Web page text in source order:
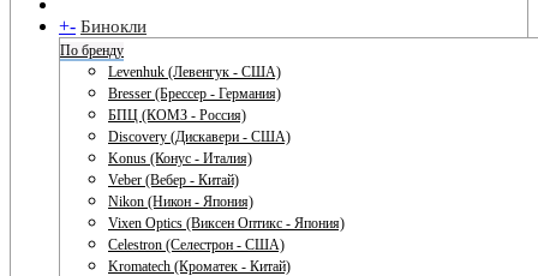
+- Бинокли
По бренду
Levenhuk (Левенгук - США)
Bresser (Брессер - Германия)
БПЦ (КОМЗ - Россия)
Discovery (Дискавери - США)
Konus (Конус - Италия)
Veber (Вебер - Китай)
Nikon (Никон - Япония)
Vixen Optics (Виксен Оптикс - Япония)
Celestron (Селестрон - США)
Kromatech (Кроматек - Китай)